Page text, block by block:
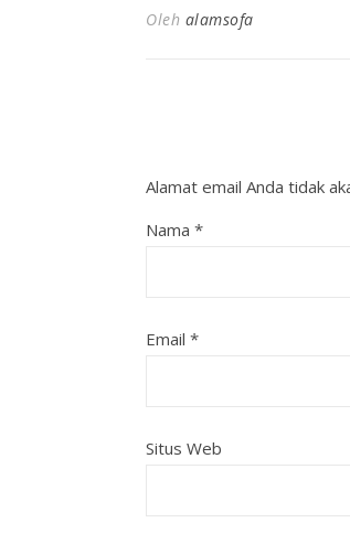
Oleh alamsofa
Alamat email Anda tidak
Nama *
Email *
Situs Web